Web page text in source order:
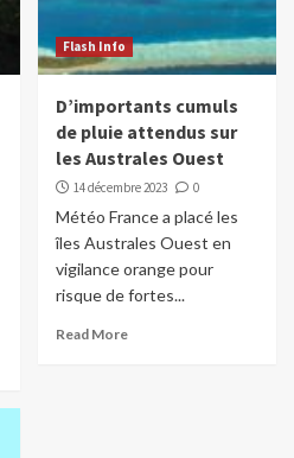
Flash Info
D’importants cumuls
de pluie attendus sur
les Australes Ouest
14 décembre 2023 0
Météo France a placé les
îles Australes Ouest en
vigilance orange pour
risque de fortes...
Read More